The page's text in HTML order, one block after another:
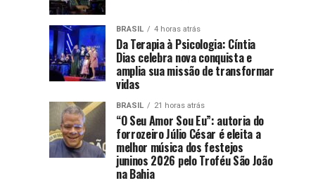
BRASIL 4 horas atrás
Da Terapia à Psicologia: Cíntia
Dias celebra nova conquista e
amplia sua missão de transformar
vidas
BRASIL 21 horas atrás
“O Seu Amor Sou Eu”: autoria do
forrozeiro Júlio César é eleita a
melhor música dos festejos
juninos 2026 pelo Troféu São João
na Bahia